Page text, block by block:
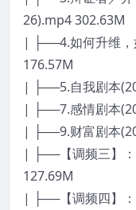
26).mp4 302.63M
| ├──4.如何升维
176.57M
| ├──5.自我剧本
| ├──7.感情剧本
| ├──9.财富剧本
| ├──【调频三】
127.69M
| ├──【调频四】